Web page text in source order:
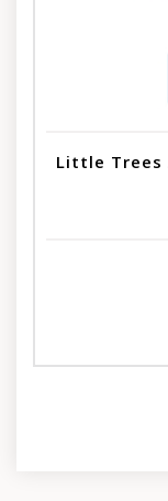
Little Trees